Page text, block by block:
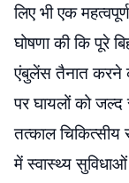
लिए भी एक
घोषणा की कि पूरे
एंबुलेंस तैनात करने
पर घायलों को
तत्काल
में स्वास्थ्य